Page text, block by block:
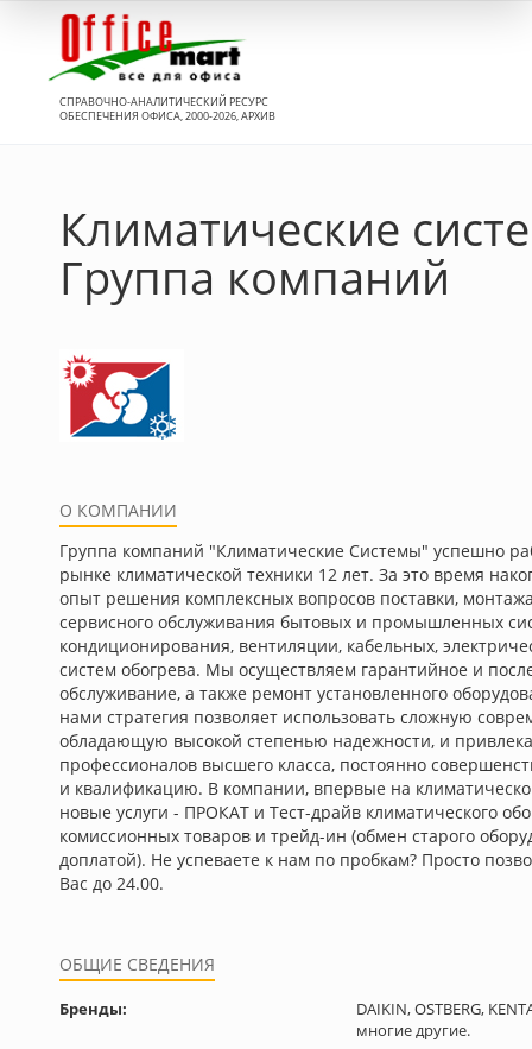
СПРАВОЧНО-АНАЛИТИЧЕСКИЙ РЕСУРС
ОБЕСПЕЧЕНИЯ ОФИСА, 2000-2026, АРХИВ
Климатические
Группа компаний
О КОМПАНИИ
Группа компаний "Климатические Системы" успешно
рынке климатической техники 12 лет. За это время
опыт решения комплексных вопросов поставки,
сервисного обслуживания бытовых и промышленных
кондиционирования, вентиляции, кабельных,
систем обогрева. Мы осуществляем гарантийное и
обслуживание, а также ремонт установленного
нами стратегия позволяет использовать сложную
обладающую высокой степенью надежности, и
профессионалов высшего класса, постоянно
и квалификацию. В компании, впервые на
новые услуги - ПРОКАТ и Тест-драйв климатического
комиссионных товаров и трейд-ин (обмен старого
доплатой). Не успеваете к нам по пробкам? Просто
Вас до 24.00.
ОБЩИЕ СВЕДЕНИЯ
Бренды:
DAIKIN, OSTBERG,
многие другие.